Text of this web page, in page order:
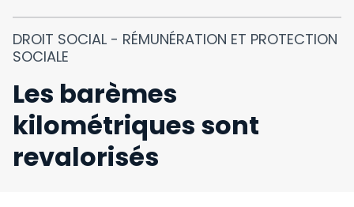
DROIT SOCIAL - RÉMUNÉRATION ET PROTECTION
SOCIALE
Les barèmes
kilométriques sont
revalorisés